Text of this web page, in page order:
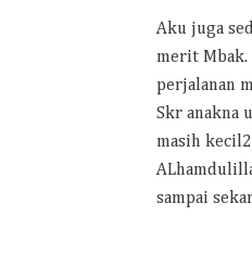
Aku juga
merit Mbak.
perjalanan
Skr anakna
masih
sampai